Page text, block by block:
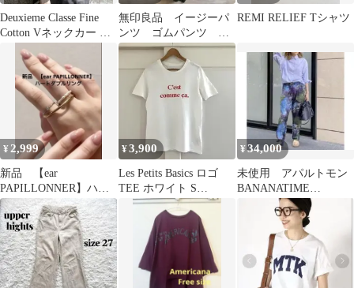
Deuxieme Classe Fine
Cotton Vネックカー デ
ィガン
無印良品 イージーパ
ンツ ゴムパンツ コ
ットンパンツ 綿100％
REMI RELIEF Tシャツ
¥ 2,999
新品 【ear
PAPILLONNER】ハー
トダブルリング ゴー
ルド
¥3,900
Les Petits Basics ロゴ
TEE ホワイト S
FRAMeWORK
¥34,000
未使用 アパルトモン
BANANATIME
TAPERED2 PANTS 34